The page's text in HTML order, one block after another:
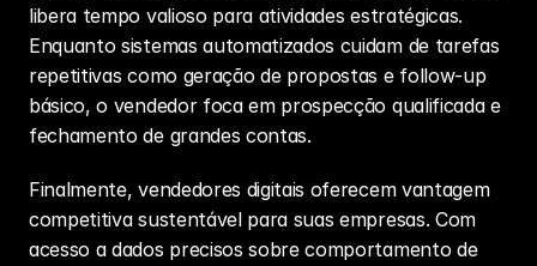
libera tempo valioso para atividades estratégicas.
Enquanto sistemas automatizados cuidam de tarefas
repetitivas como geração de propostas e follow-up
básico, o vendedor foca em prospecção qualificada e
fechamento de grandes contas.
Finalmente, vendedores digitais oferecem vantagem
competitiva sustentável para suas empresas. Com
acesso a dados precisos sobre comportamento de